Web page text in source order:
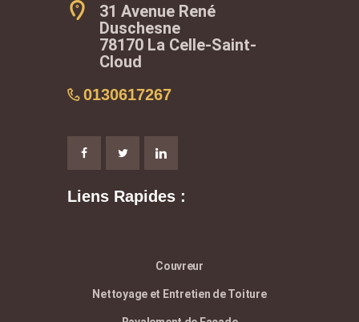
31 Avenue René
Duschesne
78170 La Celle-Saint-
Cloud
0130617267
Liens Rapides :
Couvreur
Nettoyage et Entretien de Toiture